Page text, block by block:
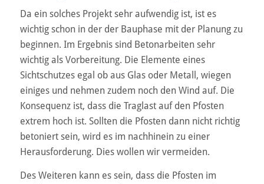
Da ein solches Projekt sehr aufwendig ist, ist es
wichtig schon in der der Bauphase mit der Planung zu
beginnen. Im Ergebnis sind Betonarbeiten sehr
wichtig als Vorbereitung. Die Elemente eines
Sichtschutzes egal ob aus Glas oder Metall, wiegen
einiges und nehmen zudem noch den Wind auf. Die
Konsequenz ist, dass die Traglast auf den Pfosten
extrem hoch ist. Sollten die Pfosten dann nicht richtig
betoniert sein, wird es im nachhinein zu einer
Herausforderung. Dies wollen wir vermeiden.
Des Weiteren kann es sein, dass die Pfosten im